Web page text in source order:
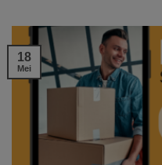
18
Mei